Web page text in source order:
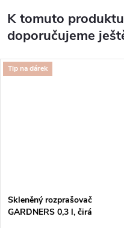
K tomuto produktu
doporučujeme
Tip na dárek
Skleněný rozprašovač
GARDNERS 0,3 l, čirá